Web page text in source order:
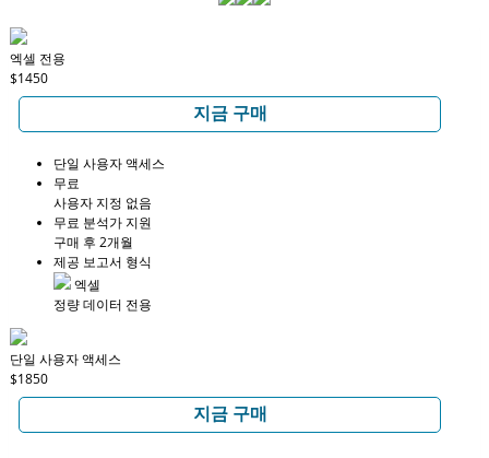
엑셀 전용
$1450
지금 구매
단일 사용자 액세스
무료
사용자 지정 없음
무료 분석가 지원
구매 후 2개월
제공 보고서 형식
엑셀
정량 데이터 전용
단일 사용자 액세스
$1850
지금 구매